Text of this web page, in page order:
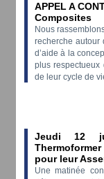
APPEL A
Composites
Nous
recherche autour
d’aide à la
plus respectueux
de leur cycle de
Jeudi 12
pour leur
Une matinée